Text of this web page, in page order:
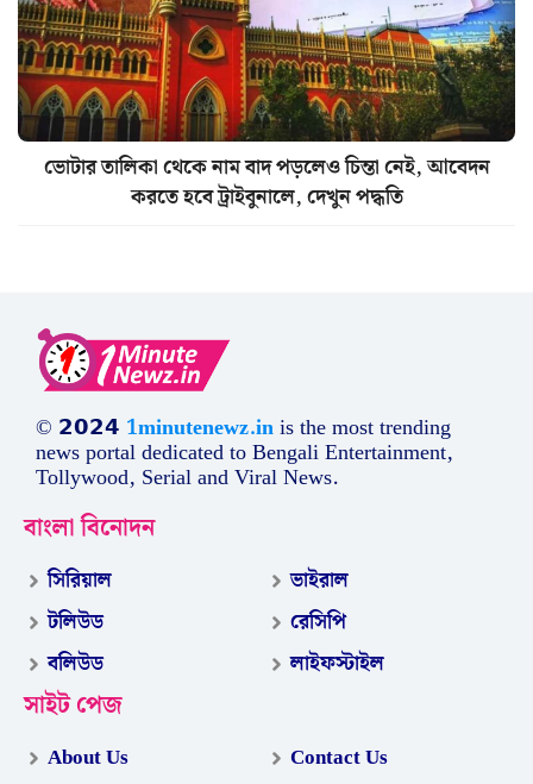
ভোটার তালিকা থেকে নাম বাদ পড়লেও চিন্তা নেই, আবেদন
করতে হবে ট্রাইবুনালে, দেখুন পদ্ধতি
© 𝟮𝟬𝟮𝟰 1minutenewz.inis the most trending
news portal dedicated to Bengali Entertainment,
Tollywood, Serial and Viral News.
বাংলা বিনোদন
সিরিয়াল
টলিউড
বলিউড
ভাইরাল
রেসিপি
লাইফস্টাইল
সাইট পেজ
About Us
Contact Us